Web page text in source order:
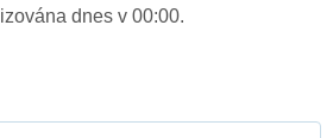
dnes v 00:00.